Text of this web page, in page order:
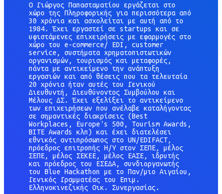
Ο Γιώργος Παπασταματίου εργάζεται στο
χώρο της Πληροφορικής για περισσότερα από
30 χρόνια και ασχολείται με αυτή από το
1984. Έχει εργαστεί σε startups και σε
υφιστάμενες επιχειρήσεις με εφαρμογές στο
χώρο του e-commerce/ EDI, customer
service, συστήματα χρηματοπιστωτικών
οργανισμών, τουρισμός και μεταφορές,
πάντα με αντικείμενο την ανάπτυξη
εργασιών και από θέσεις που τα τελευταία
20 χρόνια ήταν αυτές του Γενικού
Διευθυντή, Διευθύνοντος Συμβούλου και
Μέλους ΔΣ. Έχει εξελίξει το αντικείμενο
των επιχειρήσεων που ανέλαβε καταλήγοντας
σε σημαντικές διακρίσεις (Best
Workplaces, Europe's 500, Tourism Awards,
BITE Awards κλπ) και έχει διατελέσει
εθνικός αντιπρόσωπος στο UN/EDIFACT,
πρόεδρος επιτροπής Η/Υ στον ΣΕΠΕ, μέλος
ΣΕΠΕ, μέλος ΣΕΚΕΕ, μέλος ΕΑΣΕ, ιδρυτής
και πρόεδρος του ΕΣΕΔΑ, συνδιοργανωτής
του Blue Hackathon με το Παν/μιο Αιγαίου,
Γενικός Γραμματέας του Επιμ.
Ελληνοκινεζικής Οικ. Συνεργασίας.